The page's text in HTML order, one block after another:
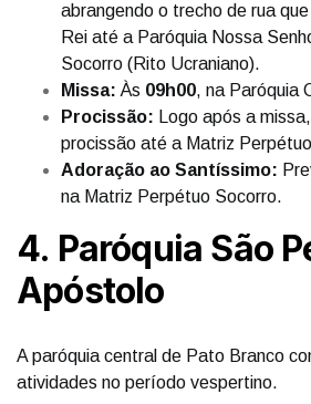
abrangendo o trecho de rua
Rei até a Paróquia Nossa
Socorro (Rito Ucraniano).
Missa: Às 09h00, na Paróquia
Procissão: Logo após a
procissão até a Matriz
Adoração ao Santíssimo:
na Matriz Perpétuo Socorro.
4. Paróquia São
Apóstolo
A paróquia central de Pato Branco
atividades no período vespertino.